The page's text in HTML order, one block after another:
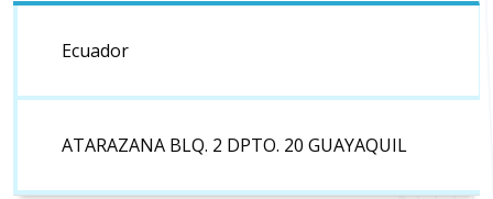
Ecuador
ATARAZANA BLQ. 2 DPTO. 20 GUAYAQUIL